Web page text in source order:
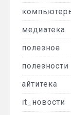
медиатека
полезное
полезности
айтитека
it_новости